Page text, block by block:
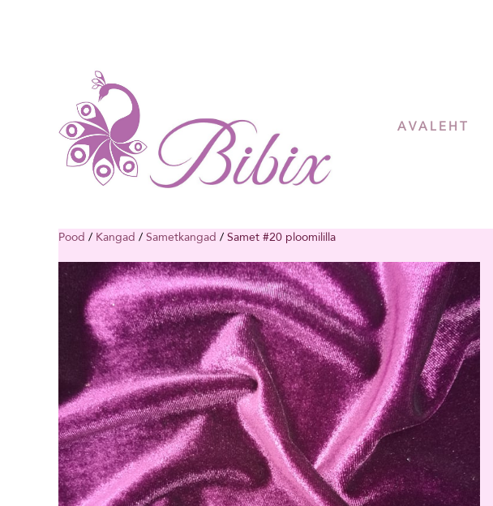
AVALEHT
Pood / Kangad / Sametkangad / Samet #20 ploomililla